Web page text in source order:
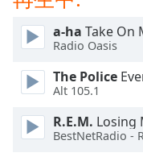
dialog
Escape
close
a-ha Take On
Radio Oasis
The Police
Alt 105.1
R.E.M. Losing
BestNetRadio -